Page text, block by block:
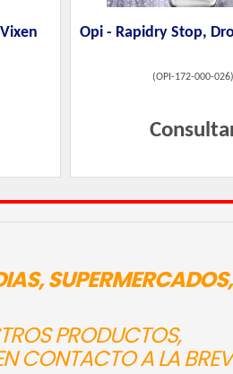
Opi - Rapidry Stop,
(OPI-172-000-026)
SUPERMERCADOS,
PRODUCTOS,
CONTACTO A LA